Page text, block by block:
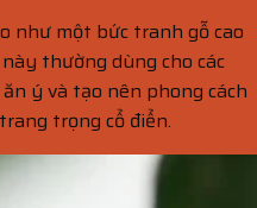
như một bức tranh gỗ cao
thường dùng cho các
ý và tạo nên phong cách
trọng cổ điển.